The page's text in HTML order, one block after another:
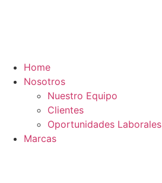
Home
Nosotros
Nuestro Equipo
Clientes
Oportunidades Laborales
Marcas